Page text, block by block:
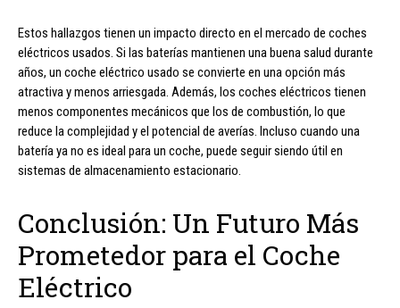
Estos hallazgos tienen un impacto directo en el mercado de coches
eléctricos usados. Si las baterías mantienen una buena salud durante
años, un coche eléctrico usado se convierte en una opción más
atractiva y menos arriesgada. Además, los coches eléctricos tienen
menos componentes mecánicos que los de combustión, lo que
reduce la complejidad y el potencial de averías. Incluso cuando una
batería ya no es ideal para un coche, puede seguir siendo útil en
sistemas de almacenamiento estacionario.
Conclusión: Un Futuro Más
Prometedor para el Coche
Eléctrico